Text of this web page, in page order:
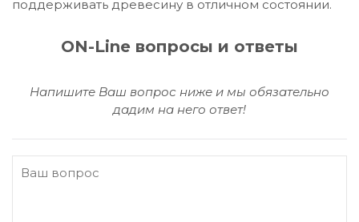
поддерживать древесину в отличном состоянии.
ON-Line вопросы и ответы
Напишите Ваш вопрос ниже и мы обязательно
дадим на него ответ!